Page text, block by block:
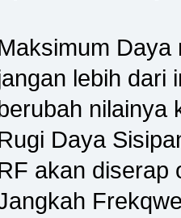
lebih dari
nilainya
Daya
akan diserap